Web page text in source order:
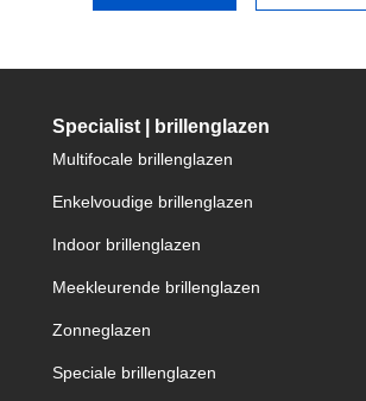
Specialist | brillenglazen
Multifocale brillenglazen
Enkelvoudige brillenglazen
Indoor brillenglazen
Meekleurende brillenglazen
Zonneglazen
Speciale brillenglazen